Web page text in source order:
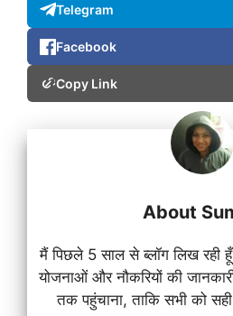
Telegram
Facebook
Copy Link
About
मैं पिछले 5 साल से ब्लॉग लिख रही
योजनाओं और नौकरियों की
तक पहुंचाना, ताकि सभी को